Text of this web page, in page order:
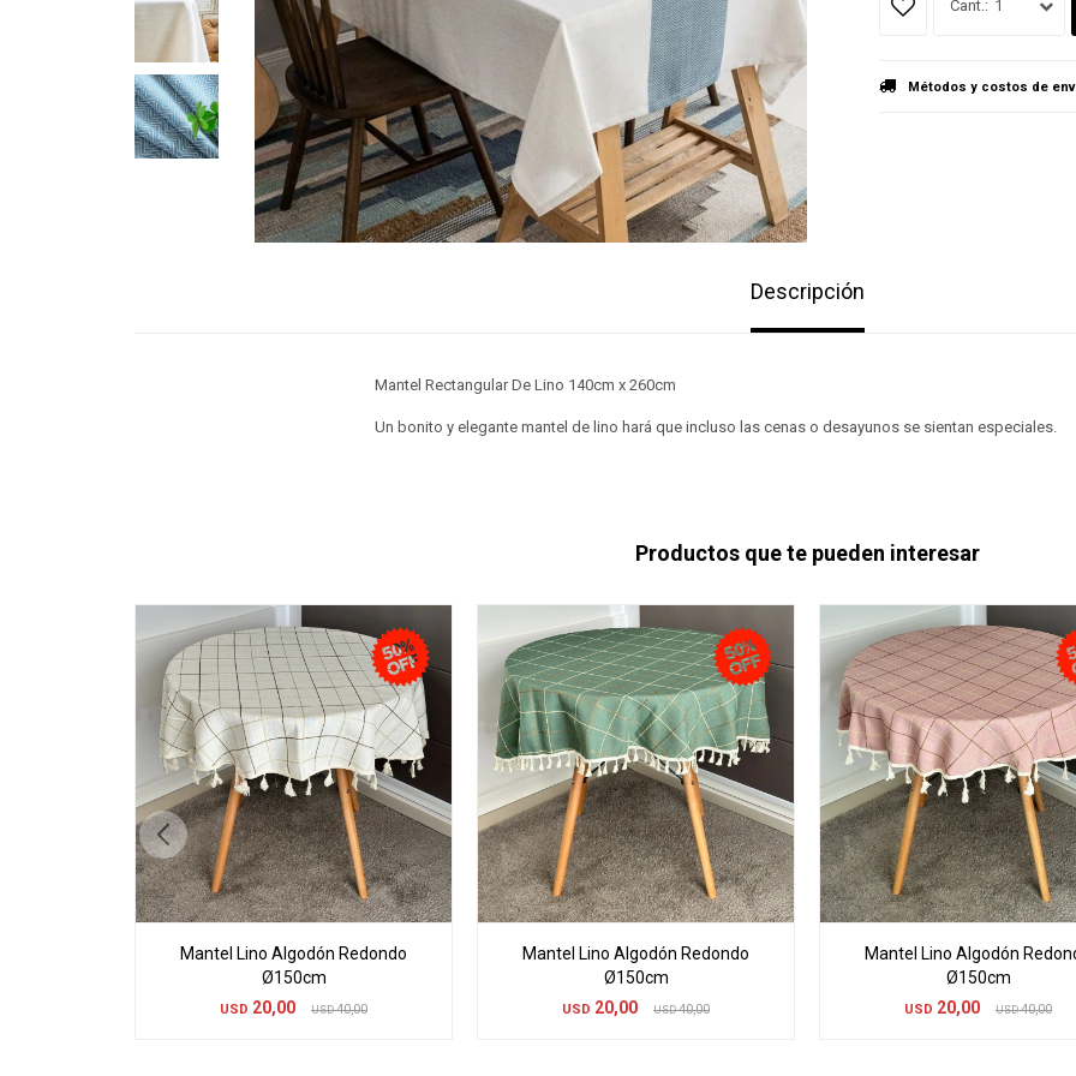
1
Métodos y costos de
Descripción
Mantel Rectangular De Lino 140cm x 260cm
Un bonito y elegante mantel de lino hará que incluso las cenas o desayunos se sientan especiales.
Productos que te pueden interesar
Mantel Lino Algodón Redondo
Ø150cm
USD 20,00 USD 40,00
Mantel Lino Algodón Redondo
Ø150cm
USD 20,00 USD 40,00
Mantel Lino Algodón
Ø150cm
USD 20,00 USD 40,00